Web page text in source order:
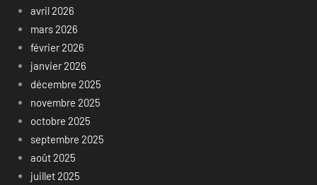
avril 2026
mars 2026
février 2026
janvier 2026
décembre 2025
novembre 2025
octobre 2025
septembre 2025
août 2025
juillet 2025